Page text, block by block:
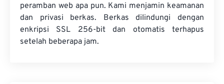
peramban web apa pun. Kami menjamin keamanan
dan privasi berkas. Berkas dilindungi dengan
enkripsi SSL 256-bit dan otomatis terhapus
setelah beberapa jam.